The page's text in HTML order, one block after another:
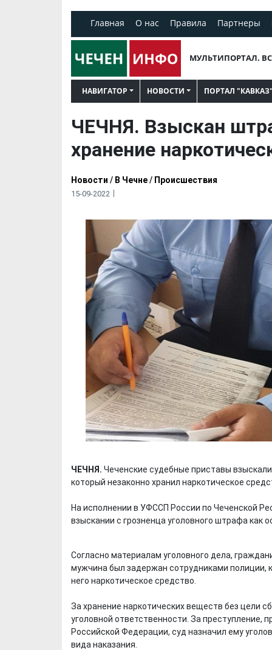
Главная О нас Правила Партнеры
МУЛЬТИПОРТАЛ.
НАВИГАТОР НОВОСТИ ПОРТАЛ "КАВКАЗ"
ЧЕЧНЯ. Взыскан
хранение
Новости / В Чечне/ Происшествия
15-09-2022
ЧЕЧНЯ. Чеченские судебные приставы
который незаконно хранил наркотическое
На исполнении в УФССП России по Чеченской
взыскании с грозненца уголовного штрафа как
Согласно материалам уголовного дела,
мужчина был задержан сотрудниками полиции,
него наркотическое средство.
За хранение наркотических веществ без цели
уголовной ответственности. За преступление,
Российской Федерации, суд назначил ему
вида наказания.